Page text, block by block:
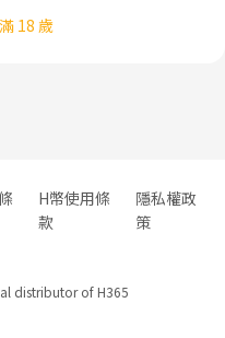
18 歲
H幣使用條
款
隱私權政
策
distributor of H365